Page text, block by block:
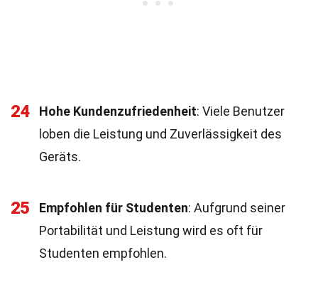
24 Hohe Kundenzufriedenheit: Viele Benutzer
loben die Leistung und Zuverlässigkeit des
Geräts.
25 Empfohlen für Studenten: Aufgrund seiner
Portabilität und Leistung wird es oft für
Studenten empfohlen.